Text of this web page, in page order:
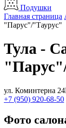
Подушки
Главная страница
"Парус"/"Таурус"
Тула -
ул. Коминтерна
+7 (950) 920-68-50
Фото